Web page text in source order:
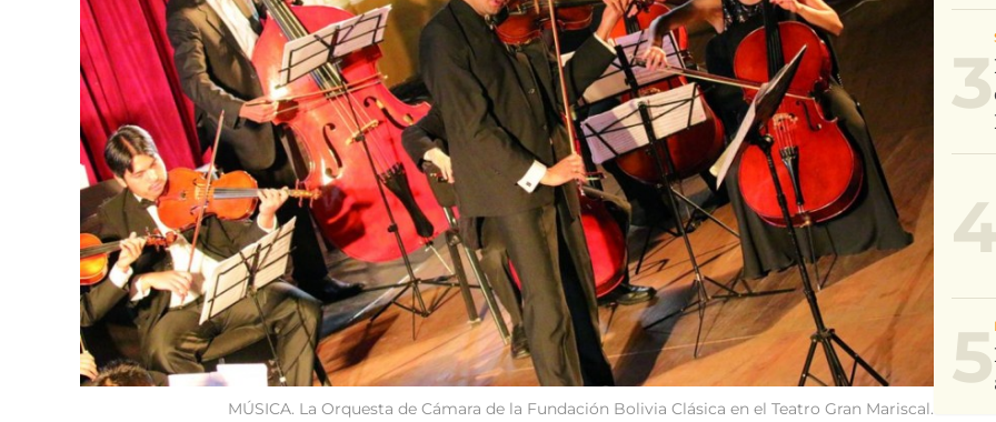
MÚSICA. La Orquesta de Cámara de la Fundación Bolivia Clásica en el Teatro Gran Mariscal.
3
5